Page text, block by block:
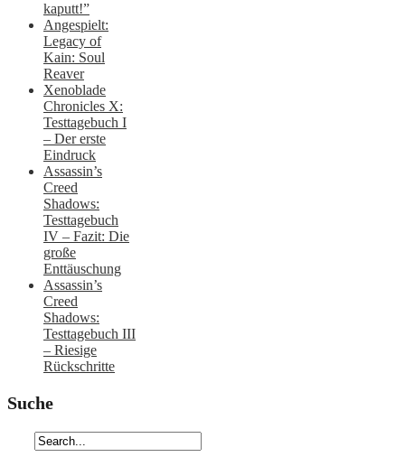
kaputt!”
Angespielt:
Legacy of
Kain: Soul
Reaver
Xenoblade
Chronicles X:
Testtagebuch I
– Der erste
Eindruck
Assassin’s
Creed
Shadows:
Testtagebuch
IV – Fazit: Die
große
Enttäuschung
Assassin’s
Creed
Shadows:
Testtagebuch III
– Riesige
Rückschritte
Suche